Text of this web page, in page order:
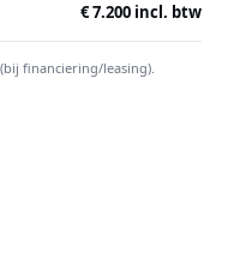
€ 7.200 incl. btw
financiering/leasing).